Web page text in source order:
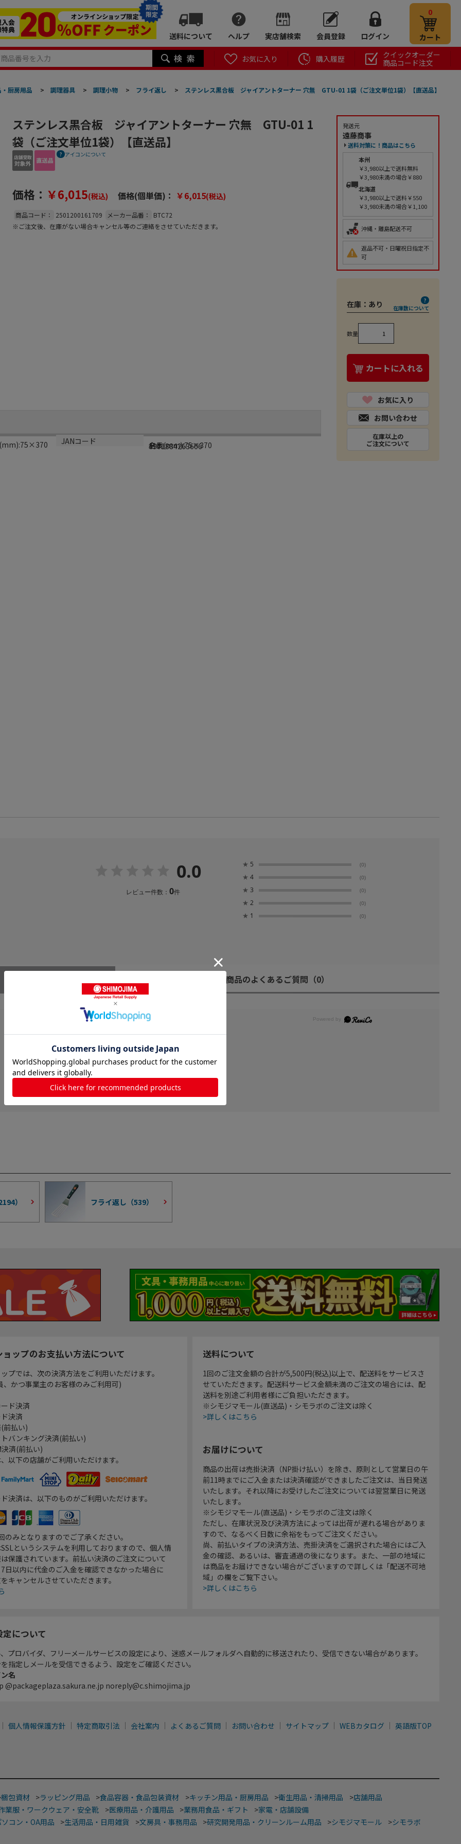
期間
限定
送料について ヘルプ 実店舗検索 会員登録 ログイン
0
カート
お気に入り 購入履歴
クイックオーダー
商品コード注文
厨房用品 > 調理器具 > 調理小物 > フライ返し > ステンレス黒合板 ジャイアントターナー 穴無 GTU-01 1袋（ご注文単位1袋）【直送品】
ステンレス黒合板 ジャイアントターナー 穴無 GTU-01 1
袋（ご注文単位1袋）【直送品】
アイコンについて
価格： ￥6,015(税込) 価格(個単価)： ￥6,015(税込)
商品コード： 2501200161709 メーカー品番：
BTC72
※ご注文後、在庫がない場合キャンセル等のご連絡をさせていただきます。
サイズ
全長(mm):75×370
生産国
日本
JANコード
4971884263606
発送元
遠藤商事
送料対策に！商品はこちら
本州
￥3,980以上で送料無料
￥3,980未満の場合￥880
北海道
￥3,980以上で送料￥550
￥3,980未満の場合￥1,100
沖縄・離島配送不可
返品不可・日曜祝日指定不
可
在庫： あり 在庫数について
数量
カートに入れる
お気に入り
お問い合わせ
在庫以上の
ご注文について
0.0
レビュー件数： 0件
★ 5 (0)
★ 4 (0)
★ 3 (0)
★ 2 (0)
★ 1 (0)
商品のよくあるご質問 （0）
） フライ返し（539）
ップのお支払い方法について
プでは、次の決済方法をご利用いただけます。
、かつ事業主のお客様のみご利用可)
ド決済
決済
前払い)
バンキング決済(前払い)
決済(前払い)
以下の店舗がご利用いただけます。
決済は、以下のものがご利用いただけます。
のみとなりますのでご了承ください。
というシステムを利用しておりますので、個人情
保護されています。前払い決済のご注文について
日以内に代金のご入金を確認できなかった場合に
キャンセルさせていただきます。
送料について
1回のご注文金額の合計が5,500円(税込)以上で、配送料をサービスさ
せていただきます。配送料サービス金額未満のご注文の場合には、配
送料を別途ご利用者様にご負担いただきます。
※シモジマモール(直送品)・シモラボのご注文は除く
>詳しくはこちら
お届けについて
商品の出荷は売掛決済（NP掛け払い）を除き、原則として営業日の午
前11時までにご入金または決済確認ができましたご注文は、当日発送
いたします。それ以降にお受けしたご注文については翌営業日に発送
いたします。
※シモジマモール(直送品)・シモラボのご注文は除く
ただし、在庫状況及び決済方法によっては出荷が遅れる場合がありま
すので、なるべく日数に余裕をもってご注文ください。
尚、前払いタイプの決済方法、売掛決済をご選択された場合にはご入
金の確認、あるいは、審査通過の後になります。また、一部の地域に
は商品をお届けできない場合がございますので詳しくは「配送不可地
域」の欄をご覧下さい。
>詳しくはこちら
について
プロバイダ、フリーメールサービスの設定により、迷惑メールフォルダへ自動的に移送されたり、受信できない場合があります。
指定しメールを受信できるよう、設定をご確認ください。
名
@packageplaza.sakura.ne.jp noreply@c.shimojima.jp
個人情報保護方針 特定商取引法 会社案内 よくあるご質問 お問い合わせ サイトマップ WEBカタログ 英語版TOP
梱包資材 >ラッピング用品 >食品容器・食品包装資材 >キッチン用品・厨房用品 >衛生用品・清掃用品 >店舗用品
業服・ワークウェア・安全靴 >医療用品・介護用品 >業務用食品・ギフト >家電・店舗設備
コン・OA用品 >生活用品・日用雑貨 >文房具・事務用品 >研究開発用品・クリーンルーム用品 >シモジマモール >シモラボ